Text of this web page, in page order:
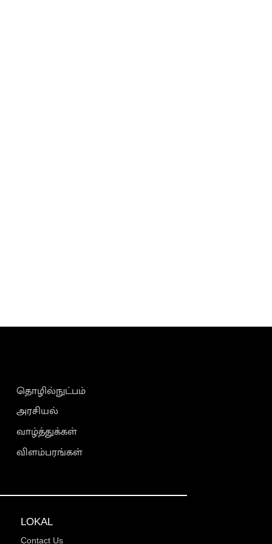
தொழில்நுட்பம்
அரசியல்
வாழ்த்துக்கள்
விளம்பரங்கள்
LOKAL
Contact Us